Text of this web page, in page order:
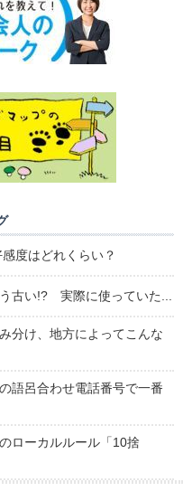
度はどれくらい？
う古い!? 実際に使っていた...
分け、地方によってこんな
語呂合わせ電話番号で一番
ローカルルール「10捨